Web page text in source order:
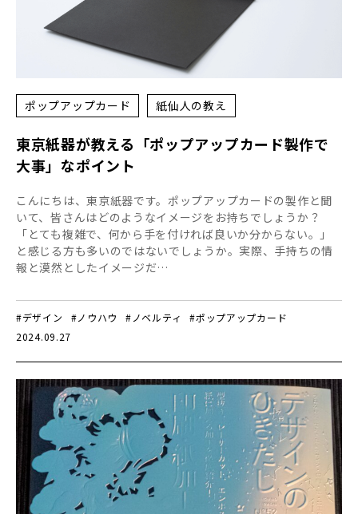
ポップアップカード 紙仙人の教え
東京紙器が教える「ポップアップカード製作で
大事」なポイント
こんにちは、東京紙器です。ポップアップカードの製作と聞
いて、皆さんはどのようなイメージをお持ちでしょうか？
「とても複雑で、何から手を付ければ良いか分からない。」
と感じる方も多いのではないでしょうか。実際、手持ちの情
報と漠然としたイメージだ…
#デザイン #ノウハウ #ノベルティ
#ポップアップカード
2024.09.27